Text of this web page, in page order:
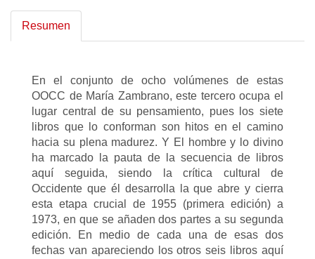
Resumen
En el conjunto de ocho volúmenes de estas
OOCC de María Zambrano, este tercero ocupa el
lugar central de su pensamiento, pues los siete
libros que lo conforman son hitos en el camino
hacia su plena madurez. Y El hombre y lo divino
ha marcado la pauta de la secuencia de libros
aquí seguida, siendo la crítica cultural de
Occidente que él desarrolla la que abre y cierra
esta etapa crucial de 1955 (primera edición) a
1973, en que se añaden dos partes a su segunda
edición. En medio de cada una de esas dos
fechas van apareciendo los otros seis libros aquí